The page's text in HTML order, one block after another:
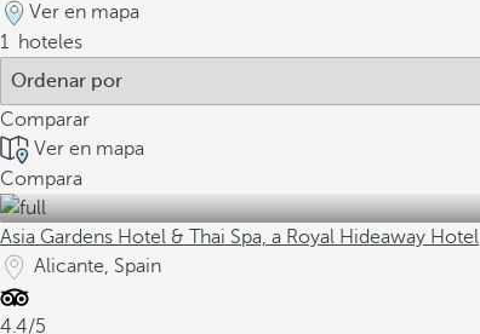
Ver en mapa
1 hoteles
Comparar
Ver en mapa
Compara
Asia Gardens Hotel & Thai Spa, a Royal Hideaway Hotel
Alicante, Spain
4.4/5